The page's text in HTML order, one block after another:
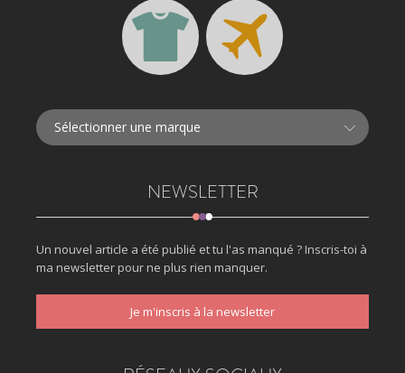
NEWSLETTER
Un nouvel article a été publié et tu l'as manqué ? Inscris-toi à
ma newsletter pour ne plus rien manquer.
Je m'inscris à la newsletter